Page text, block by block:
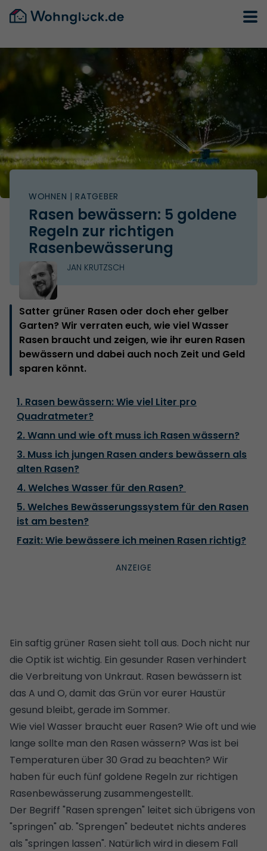
WOHNEN | RATGEBER
Rasen bewässern: 5 goldene
Regeln zur richtigen
Rasenbewässerung
JAN KRUTZSCH
Satter grüner Rasen oder doch eher gelber
Garten? Wir verraten euch, wie viel Wasser
Rasen braucht und zeigen, wie ihr euren Rasen
bewässern und dabei auch noch Zeit und Geld
sparen könnt.
1. Rasen bewässern: Wie viel Liter pro
Quadratmeter?
2. Wann und wie oft muss ich Rasen wässern?
3. Muss ich jungen Rasen anders bewässern als
alten Rasen?
4. Welches Wasser für den Rasen?
5. Welches Bewässerungssystem für den Rasen
ist am besten?
Fazit: Wie bewässere ich meinen Rasen richtig?
Ein saftig grüner Rasen sieht toll aus. Doch nicht nur
die Optik ist wichtig. Ein gesunder Rasen verhindert
die Verbreitung von Unkraut. Rasen bewässern ist
das A und O, damit das Grün vor eurer Haustür
gesund bleibt, gerade im Sommer.
Wie viel Wasser braucht euer Rasen? Wie oft und wie
lange sollte man den Rasen wässern? Was ist bei
Temperaturen über 30 Grad zu beachten? Wir
haben für euch fünf goldene Regeln zur richtigen
Rasenbewässerung zusammengestellt.
Der Begriff "Rasen sprengen" leitet sich übrigens von
"springen" ab. "Sprengen" bedeutet nichts anderes
als "springen lassen". Natürlich wird in diesem Fall